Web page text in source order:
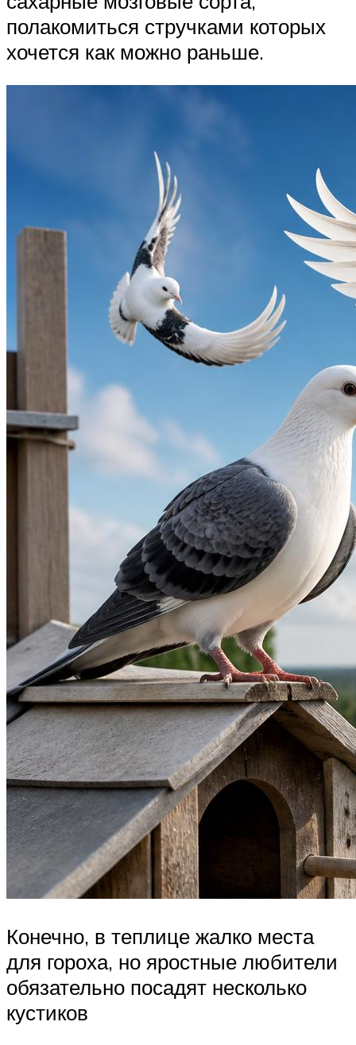
полакомиться стручками которых
хочется как можно раньше.
Конечно, в теплице жалко места
для гороха, но яростные любители
обязательно посадят несколько
кустиков